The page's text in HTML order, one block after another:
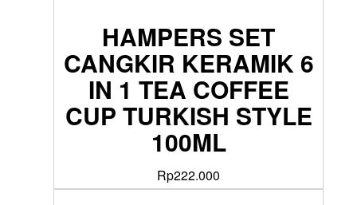
HAMPERS SET
CANGKIR KERAMIK 6
IN 1 TEA COFFEE
CUP TURKISH STYLE
100ML
Rp222.000